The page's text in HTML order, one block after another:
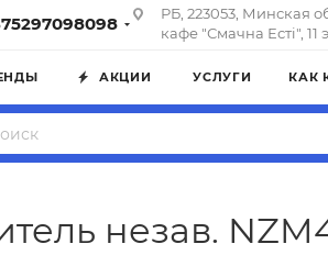
РБ, 223053, Минская
кафе "Смачна Естi", 11
АКЦИИ УСЛУГИ КАК
незав.